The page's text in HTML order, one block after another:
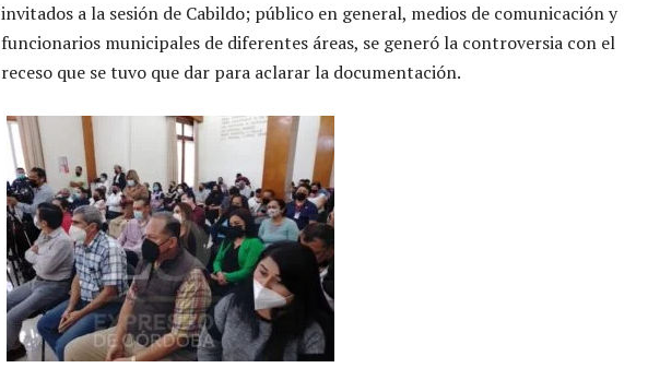
invitados a la sesión de Cabildo; público en general, medios de comunicación y
funcionarios municipales de diferentes áreas, se generó la controversia con el
receso que se tuvo que dar para aclarar la documentación.